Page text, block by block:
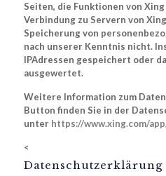
Seiten, die Funktionen von
Verbindung zu Servern von
Speicherung von
nach unserer Kenntnis nicht.
IPAdressen gespeichert oder
ausgewertet.
Weitere Information zum
Button finden Sie in der
unter https://www.xing.com/
<